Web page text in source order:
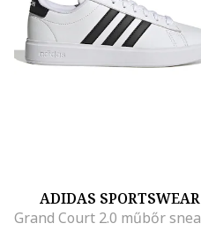
ADIDAS SPORTSWEAR